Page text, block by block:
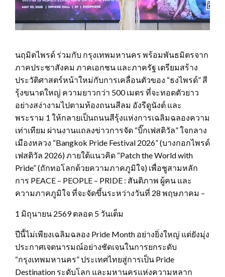
นฤมิตไพรด์ ร่วมกับ กรุงเทพมหานคร พร้อมพันธมิตรจาก
ภาคประชาสังคม ภาคเอกชน และภาครัฐ เตรียมสร้าง
ประวัติศาสตร์หน้าใหม่กับการเคลื่อนตัวของ “ธงไพรด์” สี
รุ้งขนาดใหญ่ ความยาวกว่า 500 เมตร ที่จะทอดตัวยาว
อย่างสง่างามไปตามท้องถนนสีลม อังรีดูนังต์ และ
พระราม 1 ให้กลายเป็นถนนสีรุ้งแห่งการเฉลิมฉลองความ
เท่าเทียม ผ่านงานแถลงข่าวการจัด “บิ๊กเฟสติวัล” ใจกลาง
เมืองหลวง “Bangkok Pride Festival 2026” (บางกอกไพรด์
เฟสติวัล 2026) ภายใต้แนวคิด “Patch the World with
Pride” (ถักทอโลกด้วยความภาคภูมิใจ) เพื่อชูสามหลัก
การ PEACE – PEOPLE – PRIDE : สันติภาพ ผู้คน และ
ความภาคภูมิใจ ที่จะจัดขึ้นระหว่างวันที่ 28 พฤษภาคม –
1 มิถุนายน 2569 ตลอด 5 วันเต็ม
ปีนี้ไม่เพียงเฉลิมฉลอง Pride Month อย่างยิ่งใหญ่ แต่ยังมุ่ง
ประกาศเจตนารมณ์อย่างชัดเจนในการยกระดับ
“กรุงเทพมหานคร” ประเทศไทยสู่การเป็น Pride
Destination ระดับโลก และมหานครแห่งความหลาก